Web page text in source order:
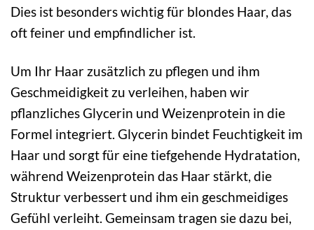
Dies ist besonders wichtig für blondes Haar, das
oft feiner und empfindlicher ist.
Um Ihr Haar zusätzlich zu pflegen und ihm
Geschmeidigkeit zu verleihen, haben wir
pflanzliches Glycerin und Weizenprotein in die
Formel integriert. Glycerin bindet Feuchtigkeit im
Haar und sorgt für eine tiefgehende Hydratation,
während Weizenprotein das Haar stärkt, die
Struktur verbessert und ihm ein geschmeidiges
Gefühl verleiht. Gemeinsam tragen sie dazu bei,